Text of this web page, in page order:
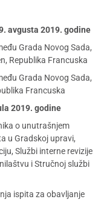
avgusta 2019. godine
Grada Novog Sada,
Republika Francuska
Grada Novog Sada,
Francuska
2019. godine
o unutrašnjem
u Gradskoj upravi,
Službi interne revizije
i Stručnoj službi
ispita za obavljanje